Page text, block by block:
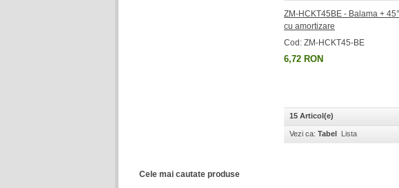
ZM-HCKT45BE - Balama + 45°
cu amortizare
Cod: ZM-HCKT45-BE
6,72 RON
15 Articol(e)
Vezi ca: Tabel Lista
Cele mai cautate produse